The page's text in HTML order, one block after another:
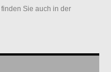
Sie auch in der